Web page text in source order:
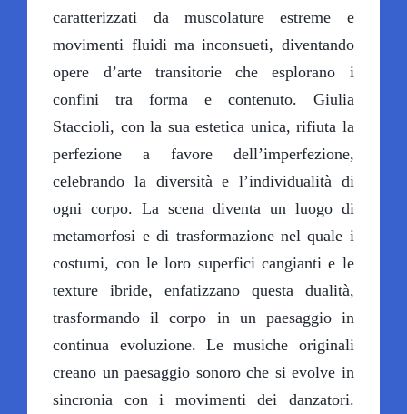
caratterizzati da muscolature estreme e
movimenti fluidi ma inconsueti, diventando
opere d’arte transitorie che esplorano i
confini tra forma e contenuto. Giulia
Staccioli, con la sua estetica unica, rifiuta la
perfezione a favore dell’imperfezione,
celebrando la diversità e l’individualità di
ogni corpo. La scena diventa un luogo di
metamorfosi e di trasformazione nel quale i
costumi, con le loro superfici cangianti e le
texture ibride, enfatizzano questa dualità,
trasformando il corpo in un paesaggio in
continua evoluzione. Le musiche originali
creano un paesaggio sonoro che si evolve in
sincronia con i movimenti dei danzatori.